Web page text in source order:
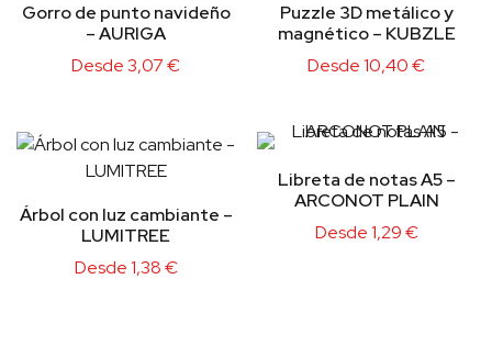
Gorro de punto navideño
– AURIGA
Desde3,07€
Puzzle 3D metálico y
magnético – KUBZLE
Desde10,40€
Árbol con luz cambiante –
LUMITREE
Desde1,38€
Libreta de notas A5 –
ARCONOT PLAIN
Desde1,29€